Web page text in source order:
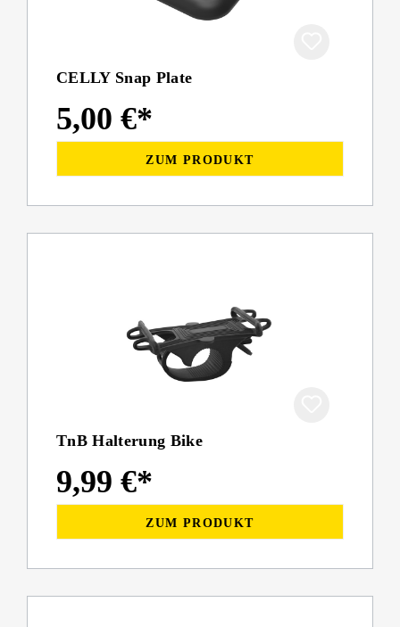
CELLY Snap Plate
5,00 €*
ZUM PRODUKT
TnB Halterung Bike
9,99 €*
ZUM PRODUKT